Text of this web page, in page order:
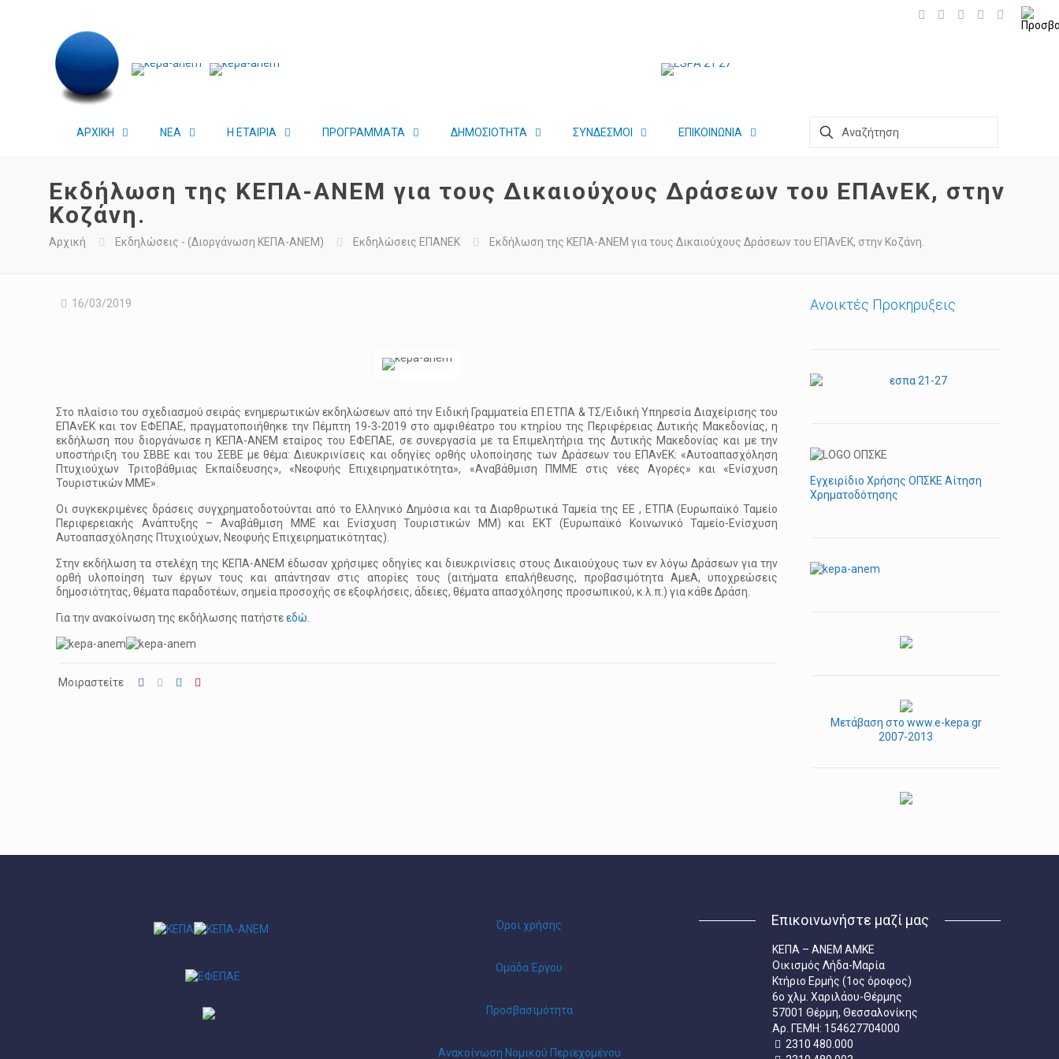
ΑΡΧΙΚΗ ΝΕΑ Η ΕΤΑΙΡΙΑ ΠΡΟΓΡΑΜΜΑΤΑ ΔΗΜΟΣΙΟΤΗΤΑ ΣΥΝΔΕΣΜΟΙ ΕΠΙΚΟΙΝΩΝΙΑ
Εκδήλωση της ΚΕΠΑ-ΑΝΕΜ για τους Δικαιούχους Δράσεων του ΕΠΑνΕΚ, στην
Κοζάνη.
Αρχική Εκδηλώσεις - (Διοργάνωση ΚΕΠΑ-ΑΝΕΜ) Εκδηλώσεις ΕΠΑΝΕΚ Εκδήλωση της ΚΕΠΑ-ΑΝΕΜ για τους Δικαιούχους Δράσεων του ΕΠΑνΕΚ, στην Κοζάνη.
16/03/2019
Στο πλαίσιο του σχεδιασμού σειράς ενημερωτικών εκδηλώσεων από την Ειδική Γραμματεία ΕΠ ΕΤΠΑ & ΤΣ/Ειδική Υπηρεσία Διαχείρισης του
ΕΠΑνΕΚ και τον ΕΦΕΠΑΕ, πραγματοποιήθηκε την Πέμπτη 19-3-2019 στο αμφιθέατρο του κτηρίου της Περιφέρειας Δυτικής Μακεδονίας, η
εκδήλωση που διοργάνωσε η ΚΕΠΑ-ΑΝΕΜ εταίρος του ΕΦΕΠΑΕ, σε συνεργασία με τα Επιμελητήρια της Δυτικής Μακεδονίας και με την
υποστήριξη του ΣΒΒΕ και του ΣΕΒΕ με θέμα: Διευκρινίσεις και οδηγίες ορθής υλοποίησης των Δράσεων του ΕΠΑνΕΚ: «Αυτοαπασχόληση
Πτυχιούχων Τριτοβάθμιας Εκπαίδευσης», «Νεοφυής Επιχειρηματικότητα», «Αναβάθμιση ΠΜΜΕ στις νέες Αγορές» και «Ενίσχυση
Τουριστικών ΜΜΕ».
Oι συγκεκριμένες δράσεις συγχρηματοδοτούνται από το Ελληνικό Δημόσια και τα Διαρθρωτικά Ταμεία της ΕΕ , ΕΤΠΑ (Ευρωπαϊκό Ταμείο
Περιφερειακής Ανάπτυξης – Αναβάθμιση ΜΜΕ και Ενίσχυση Τουριστικών ΜΜ) και ΕΚΤ (Ευρωπαϊκό Κοινωνικό Ταμείο-Ενίσχυση
Αυτοαπασχόλησης Πτυχιούχων, Νεοφυής Επιχειρηματικότητας).
Στην εκδήλωση τα στελέχη της ΚΕΠΑ-ΑΝΕΜ έδωσαν χρήσιμες οδηγίες και διευκρινίσεις στους Δικαιούχους των εν λόγω Δράσεων για την
ορθή υλοποίηση των έργων τους και απάντησαν στις απορίες τους (αιτήματα επαλήθευσης, προβασιμότητα ΑμεΑ, υποχρεώσεις
δημοσιότητας, θέματα παραδοτέων, σημεία προσοχής σε εξοφλήσεις, άδειες, θέματα απασχόλησης προσωπικού, κ.λ.π.) για κάθε Δράση.
Για την ανακοίνωση της εκδήλωσης πατήστεεδώ.
Μοιραστείτε
Ανοικτές Προκηρυξεις
Εγχειρίδιο Χρήσης ΟΠΣΚΕ Αίτηση
Χρηματοδότησης
Μετάβαση στο www.e-kepa.gr
2007-2013
Όροι χρήσης
Ομάδα Έργου
Προσβασιμότητα
Ανακοίνωση Νομικού Περιεχομένου
Επικοινωνήστε μαζί μας
ΚΕΠΑ – ΑΝΕΜ ΑΜΚΕ
Οικισμός Λήδα-Μαρία
Κτήριο Ερμής (1ος όροφος)
6ο χλμ. Χαριλάου-Θέρμης
57001 Θέρμη, Θεσσαλονίκης
Aρ. ΓΕΜΗ: 154627704000
2310 480.000